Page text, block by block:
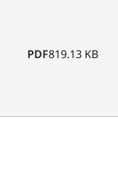
PDF819.13 KB